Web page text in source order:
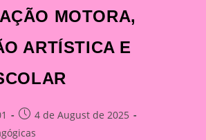
MOTORA,
ARTÍSTICA E
Post
published:
4 de August de 2025